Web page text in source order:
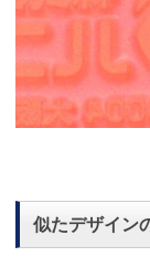
似たデザイン